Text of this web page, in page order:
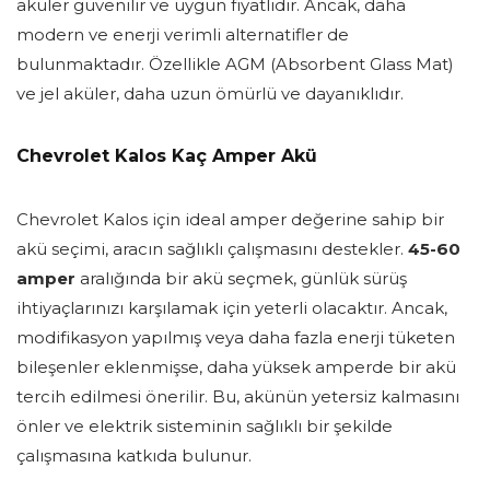
aküler güvenilir ve uygun fiyatlıdır. Ancak, daha
modern ve enerji verimli alternatifler de
bulunmaktadır. Özellikle AGM (Absorbent Glass Mat)
ve jel aküler, daha uzun ömürlü ve dayanıklıdır.
Chevrolet Kalos Kaç Amper Akü
Chevrolet Kalos için ideal amper değerine sahip bir
akü seçimi, aracın sağlıklı çalışmasını destekler. 45-60
amper aralığında bir akü seçmek, günlük sürüş
ihtiyaçlarınızı karşılamak için yeterli olacaktır. Ancak,
modifikasyon yapılmış veya daha fazla enerji tüketen
bileşenler eklenmişse, daha yüksek amperde bir akü
tercih edilmesi önerilir. Bu, akünün yetersiz kalmasını
önler ve elektrik sisteminin sağlıklı bir şekilde
çalışmasına katkıda bulunur.